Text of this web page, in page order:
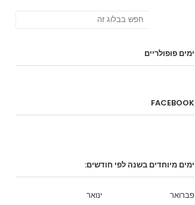
ימים פופולריים
FACEBOOK
ימים מיוחדים בשנה לפי חודשים:
ינואר
פברואר